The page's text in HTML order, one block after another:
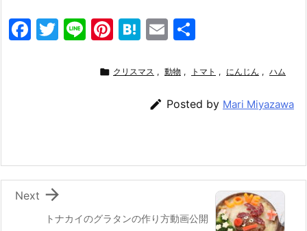
F
o
k
T
Li Pi
er
H
e
a
E
ai
l
 クリスマス , 動物 , トマト , にんじん , ハム
 Posted by Mari Miyazawa
トナカイのグラタンの作り方動画公開

Next